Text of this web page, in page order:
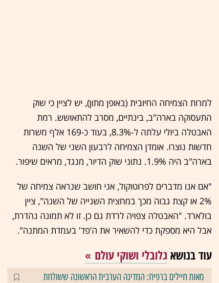
למרות הצמיחה החיובית (באופן מתון), יש לציין כי שוק
התעסוקה בארה"ב, בינתיים, מסרב להתאושש. רמת
האבטלה ביולי עלתה ל-8.3%, בעוד כ-169 אלף משרות
חדשות נוצרו. אומדן הצמיחה לרבעון השני של השנה
בארה"ב היה 1.9%. נתוני שוק הדיור, מנגד, מראים שיפור.
"אם אנו מדברים לפרוטוקול, אני חושב שנראה צמיחה של
2% או קצת גבוה מכך במחצית השנייה של השנה", ציין
בולארד. "האבטלה צפויה לרדת גם כן. זו לא תמונה נהדרת,
אבל היא מספקת כדי להשאיר את ה'פד' בעמדת המתנה".
עוד בנושא גלובלי ושוקי עולם
מאות חיילים ברפיח: המדינה הערבית הראשונה ששולחת